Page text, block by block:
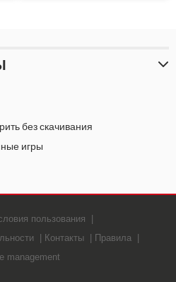
без скачивания
игры
пользования
Контакты
Правила
management